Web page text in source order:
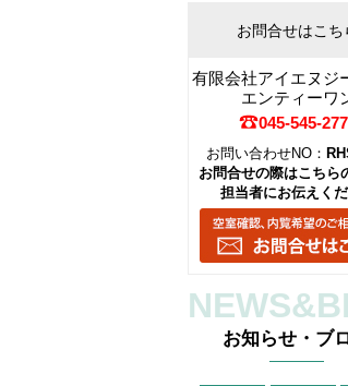
お問合せはこち
有限会社アイエヌジ
エンティーワ
045-545-
お問い合わせNO：
お問合せの際はこちら
担当者にお伝えく
お知らせ・ブ